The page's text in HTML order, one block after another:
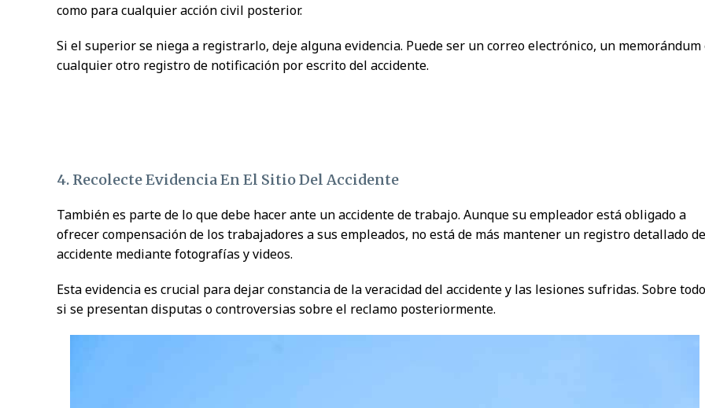
como para cualquier acción civil posterior.
Si el superior se niega a registrarlo, deje alguna evidencia. Puede ser un correo electrónico, un memorándum
cualquier otro registro de notificación por escrito del accidente.
4. Recolecte Evidencia En El Sitio Del Accidente
También es parte de lo que debe hacer ante un accidente de trabajo. Aunque su empleador está obligado a
ofrecer compensación de los trabajadores a sus empleados, no está de más mantener un registro detallado
accidente mediante fotografías y videos.
Esta evidencia es crucial para dejar constancia de la veracidad del accidente y las lesiones sufridas. Sobre todo
si se presentan disputas o controversias sobre el reclamo posteriormente.